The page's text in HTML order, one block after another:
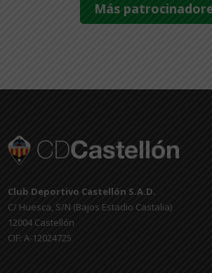
Más
Club Deportivo Castellón S.A.D.
C/ Huesca, S/N (Bajos Estadio Castalia)
12004 Castellón
CIF: A-12024725